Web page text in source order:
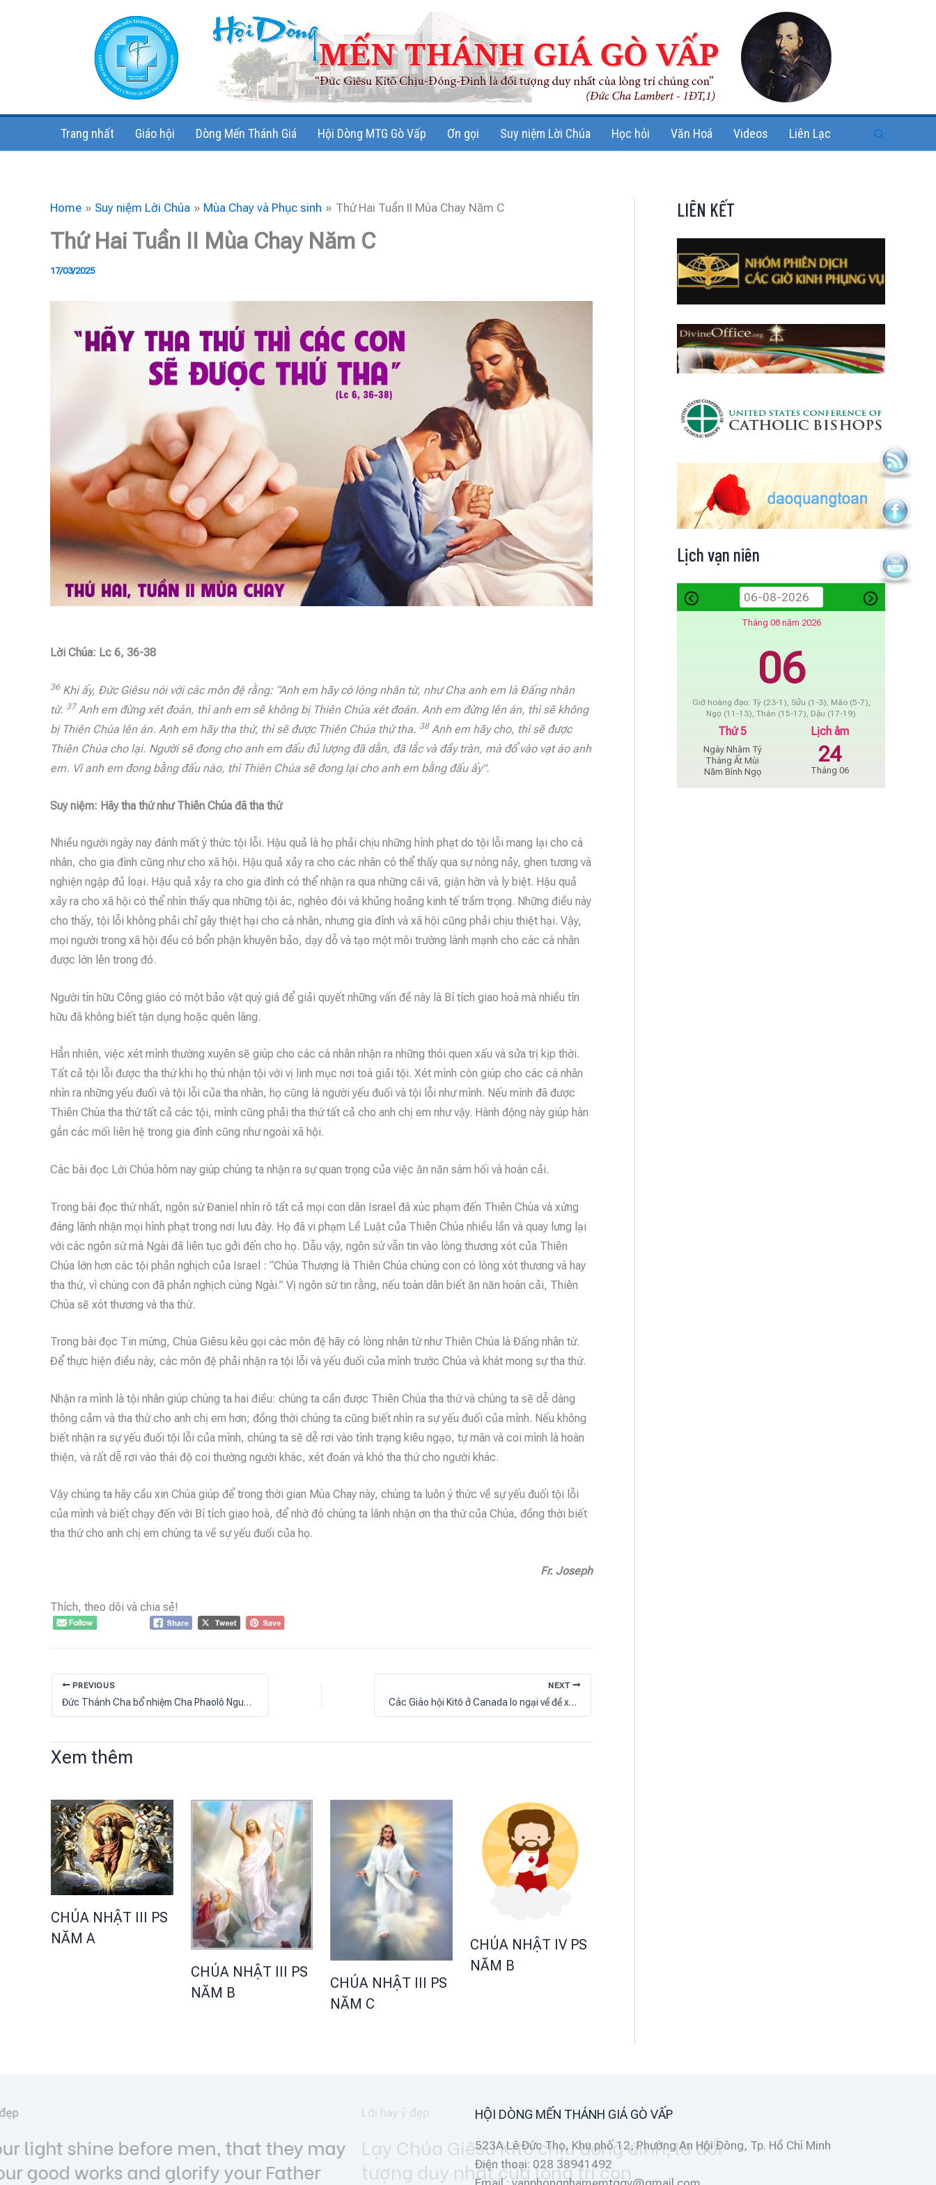
Trang nhất Giáo hội Dòng Mến Thánh Giá Hội Dòng MTG Gò Vấp Ơn gọi Suy niệm Lời Chúa Học hỏi Văn Hoá Videos Liên Lạc Search
Home Suy niệm Lời Chúa Mùa Chay và Phục sinh Thứ Hai Tuần II Mùa Chay Năm C
Thứ Hai Tuần II Mùa Chay Năm C
17/03/2025
Lời Chúa: Lc 6, 36-38
36 Khi ấy, Đức Giêsu nói với các môn đệ rằng: “Anh em hãy có lòng nhân từ, như Cha anh em là Đấng nhân
từ. 37Anh em đừng xét đoán, thì anh em sẽ không bị Thiên Chúa xét đoán. Anh em đừng lên án, thì sẽ không
bị Thiên Chúa lên án. Anh em hãy tha thứ, thì sẽ được Thiên Chúa thứ tha. 38Anh em hãy cho, thì sẽ được
Thiên Chúa cho lại. Người sẽ đong cho anh em đấu đủ lượng đã dằn, đã lắc và đầy tràn, mà đổ vào vạt áo anh
em. Vì anh em đong bằng đấu nào, thì Thiên Chúa sẽ đong lại cho anh em bằng đấu ấy”.
Suy niệm: Hãy tha thứ như Thiên Chúa đã tha thứ
Nhiều người ngày nay đánh mất ý thức tội lỗi. Hậu quả là họ phải chịu những hình phạt do tội lỗi mang lại cho cá
nhân, cho gia đình cũng như cho xã hội. Hậu quả xảy ra cho các nhân có thể thấy qua sự nóng nảy, ghen tương và
nghiện ngập đủ loại. Hậu quả xảy ra cho gia đình có thể nhận ra qua những cãi vã, giận hờn và ly biệt. Hậu quả
xảy ra cho xã hội có thể nhìn thấy qua những tội ác, nghèo đói và khủng hoảng kinh tế trầm trọng. Những điều này
cho thấy, tội lỗi không phải chỉ gây thiệt hại cho cá nhân, nhưng gia đình và xã hội cũng phải chịu thiệt hại. Vậy,
mọi người trong xã hội đều có bổn phận khuyên bảo, dạy dỗ và tạo một môi trường lành mạnh cho các cá nhân
được lớn lên trong đó.
Người tín hữu Công giáo có một bảo vật quý giá để giải quyết những vấn đề này là Bí tích giao hoà mà nhiều tín
hữu đã không biết tận dụng hoặc quên lãng.
Hẳn nhiên, việc xét mình thường xuyên sẽ giúp cho các cá nhân nhận ra những thói quen xấu và sửa trị kịp thời.
Tất cả tội lỗi được tha thứ khi họ thú nhận tội với vị linh mục nơi toà giải tội. Xét mình còn giúp cho các cá nhân
nhìn ra những yếu đuối và tội lỗi của tha nhân, họ cũng là người yếu đuối và tội lỗi như mình. Nếu mình đã được
Thiên Chúa tha thứ tất cả các tội, mình cũng phải tha thứ tất cả cho anh chị em như vậy. Hành động này giúp hàn
gắn các mối liên hệ trong gia đình cũng như ngoài xã hội.
Các bài đọc Lời Chúa hôm nay giúp chúng ta nhận ra sự quan trọng của việc ăn năn sám hối và hoán cải.
Trong bài đọc thứ nhất, ngôn sứ Đaniel nhìn rõ tất cả mọi con dân Israel đã xúc phạm đến Thiên Chúa và xứng
đáng lãnh nhận mọi hình phạt trong nơi lưu đày. Họ đã vi phạm Lề Luật của Thiên Chúa nhiều lần và quay lưng lại
với các ngôn sứ mà Ngài đã liên tục gởi đến cho họ. Dẫu vậy, ngôn sứ vẫn tin vào lòng thương xót của Thiên
Chúa lớn hơn các tội phản nghịch của Israel : “Chúa Thượng là Thiên Chúa chúng con có lòng xót thương và hay
tha thứ, vì chúng con đã phản nghịch cùng Ngài.” Vị ngôn sứ tin rằng, nếu toàn dân biết ăn năn hoán cải, Thiên
Chúa sẽ xót thương và tha thứ.
Trong bài đọc Tin mừng, Chúa Giêsu kêu gọi các môn đệ hãy có lòng nhân từ như Thiên Chúa là Đấng nhân từ.
Để thực hiện điều này, các môn đệ phải nhận ra tội lỗi và yếu đuối của mình trước Chúa và khát mong sự tha thứ.
Nhận ra mình là tội nhân giúp chúng ta hai điều: chúng ta cần được Thiên Chúa tha thứ và chúng ta sẽ dễ dàng
thông cảm và tha thứ cho anh chị em hơn; đồng thời chúng ta cũng biết nhìn ra sự yếu đuối của mình. Nếu không
biết nhận ra sự yếu đuối tội lỗi của mình, chúng ta sẽ dễ rơi vào tình trạng kiêu ngạo, tự mãn và coi mình là hoàn
thiện, và rất dễ rơi vào thái độ coi thường người khác, xét đoán và khó tha thứ cho người khác.
Vậy chúng ta hãy cầu xin Chúa giúp để trong thời gian Mùa Chay này, chúng ta luôn ý thức về sự yếu đuối tội lỗi
của mình và biết chạy đến với Bí tích giao hoà, để nhờ đó chúng ta lãnh nhận ơn tha thứ của Chúa, đồng thời biết
tha thứ cho anh chị em chúng ta về sự yếu đuối của họ.
Fr. Joseph
Thích, theo dõi và chia sẻ!
PREVIOUS
Đức Thánh Cha bổ nhiệm Cha Phaolô Nguyễn Quang Đĩnh làm Giám mục Phụ tá Giáo phận Hưng Hóa
NEXT
Các Giáo hội Kitô ở Canada lo ngại về đề xuất thu hồi tư cách từ thiện của các tổ chức tôn giáo
Xem thêm
CHÚA NHẬT III PS
NĂM A
CHÚA NHẬT III PS
NĂM B
CHÚA NHẬT III PS
NĂM C
CHÚA NHẬT IV PS
NĂM B
LIÊN KẾT
Lịch vạn niên
Tháng 08 năm 2026
06
Giờ hoàng đạo: Tý (23-1), Sửu (1-3), Mão (5-7),
Ngọ (11-13), Thân (15-17), Dậu (17-19)
Thứ 5
Ngày Nhâm Tý
Tháng Ất Mùi
Năm Bính Ngọ
Lịch âm
24
Tháng 06
Lạy Chúa Giêsu Kitô chịu đóng đinh, là đối
tượng duy nhất của lòng trí con
HỘI DÒNG MẾN THÁNH GIÁ GÒ VẤP
523A Lê Đức Thọ, Khu phố 12, Phường An Hội Đông, Tp. Hồ Chí Minh
Điện thoại: 028 38941492